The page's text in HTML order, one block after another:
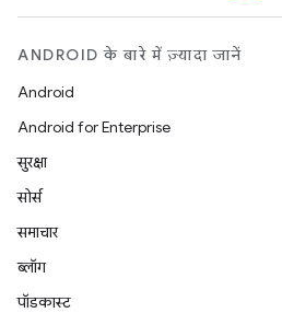
ANDROID के बारे में ज़्यादा जानें
Android
Android for Enterprise
सुरक्षा
सोर्स
समाचार
ब्लॉग
पॉडकास्ट